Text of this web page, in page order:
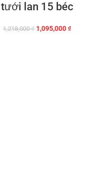
tưới lan 15 béc
1,218,000₫ Giá
1,095,000₫Giá